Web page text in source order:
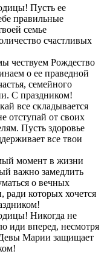
Пусть ее
правильные
семье
счастливых
чествуем Рождество
о ее праведной
семейного
С праздником!
все складывается
отступай от своих
Пусть здоровье
все твои
момент в жизни
важно замедлить
о вечных
которых хочется
Никогда не
иди вперед, несмотря
Марии защищает